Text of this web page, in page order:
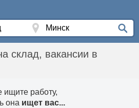
склад, вакансии в
ищите работу,
она ищет вас...